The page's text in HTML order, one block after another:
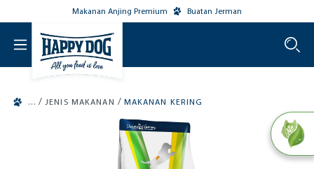
Makanan Anjing Premium Buatan Jerman
/ JENIS MAKANAN / MAKANAN KERING